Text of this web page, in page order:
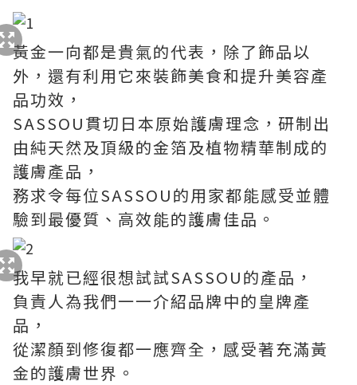
黃金一向都是貴氣的代表，除了飾品以
外，還有利用它來裝飾美食和提升美容產
品功效，
SASSOU貫切日本原始護膚理念，研制出
由純天然及頂級的金箔及植物精華制成的
護膚產品，
務求令每位SASSOU的用家都能感受並體
驗到最優質、高效能的護膚佳品。
我早就已經很想試試SASSOU的產品，
負責人為我們一一介紹品牌中的皇牌產
品，
從潔顏到修復都一應齊全，感受著充滿黃
金的護膚世界。